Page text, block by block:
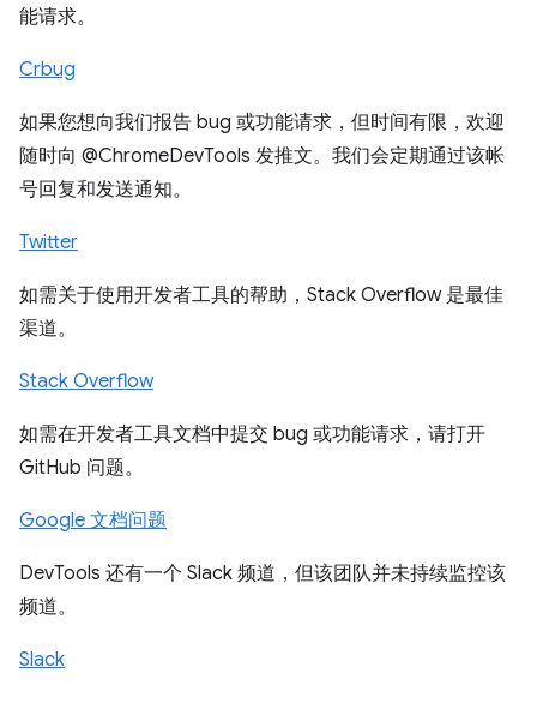
能请求。
Crbug
如果您想向我们报告 bug 或功能请求，但时间有限，欢迎
随时向 @ChromeDevTools 发推文。我们会定期通过该帐
号回复和发送通知。
Twitter
如需关于使用开发者工具的帮助，Stack Overflow 是最佳
渠道。
Stack Overflow
如需在开发者工具文档中提交 bug 或功能请求，请打开
GitHub 问题。
Google 文档问题
DevTools 还有一个 Slack 频道，但该团队并未持续监控该
频道。
Slack